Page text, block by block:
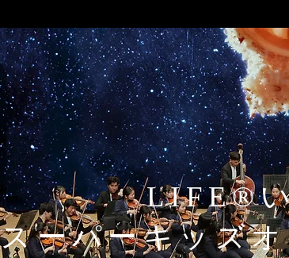
LIFE®︎
スーパーキッズ